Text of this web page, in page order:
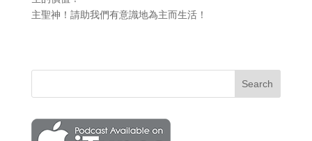
主聖神！請助我們有意識地為主而生活！